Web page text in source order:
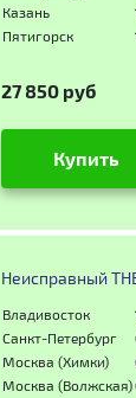
Казань
Пятигорск
27 850 руб
Купить
Неисправный
Владивосток
Санкт-Петербург
Москва (Химки)
Москва (Волжская)